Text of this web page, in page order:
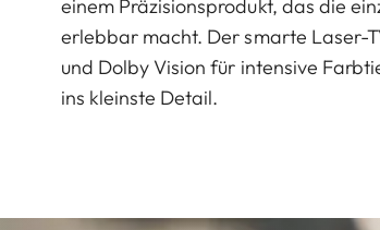
einem Präzisionsprodukt, das die
erlebbar macht. Der smarte Laser-
und Dolby Vision für intensive
ins kleinste Detail.